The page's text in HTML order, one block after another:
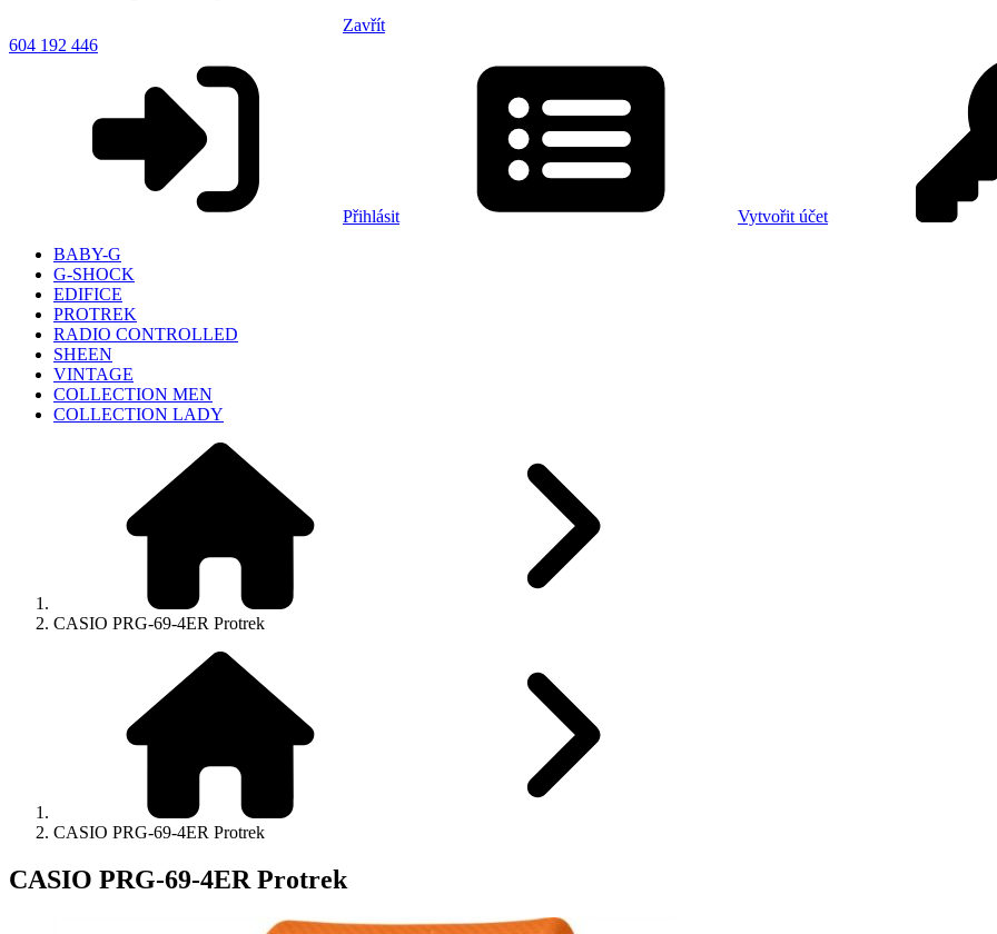
Zavřít
604 192 446
Přihlásit
Vytvořit účet
BABY-G
G-SHOCK
EDIFICE
PROTREK
RADIO CONTROLLED
SHEEN
VINTAGE
COLLECTION MEN
COLLECTION LADY
CASIO PRG-69-4ER Protrek
CASIO PRG-69-4ER Protrek
CASIO PRG-69-4ER Protrek